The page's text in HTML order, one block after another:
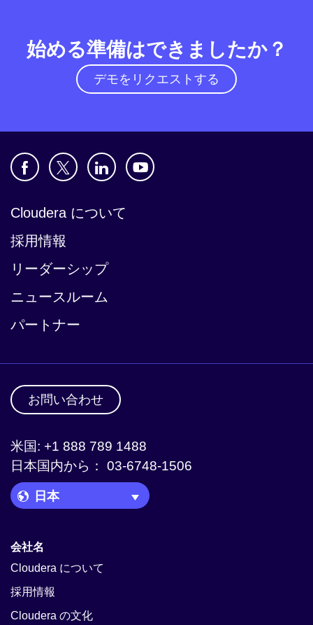
始める準備はできましたか？
デモをリクエストする
Cloudera について
採用情報
リーダーシップ
ニュースルーム
パートナー
お問い合わせ
米国: +1 888 789 1488
日本国内から： 03-6748-1506
Language Picker
会社名
Cloudera について
採用情報
Cloudera の文化